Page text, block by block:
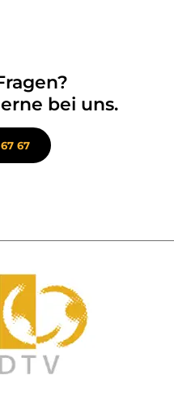
bei uns.
67